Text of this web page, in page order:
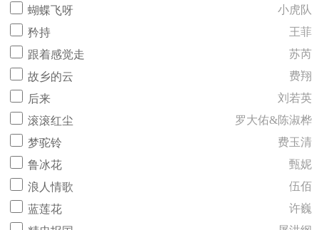
蝴蝶飞呀
小虎队
矜持
王菲
跟着感觉走
苏芮
故乡的云
费翔
后来
刘若英
滚滚红尘
罗大佑&陈淑桦
梦驼铃
费玉清
鲁冰花
甄妮
浪人情歌
伍佰
蓝莲花
许巍